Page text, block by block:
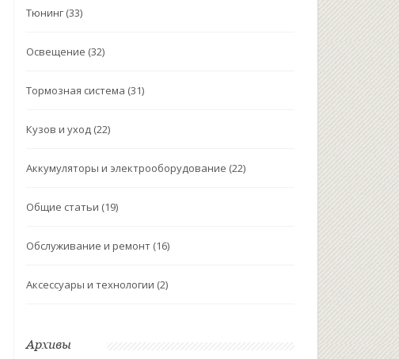
Тюнинг (33)
Освещение (32)
Тормозная система (31)
Кузов и уход (22)
Аккумуляторы и электрооборудование (22)
Общие статьи (19)
Обслуживание и ремонт (16)
Аксессуары и технологии (2)
Архивы